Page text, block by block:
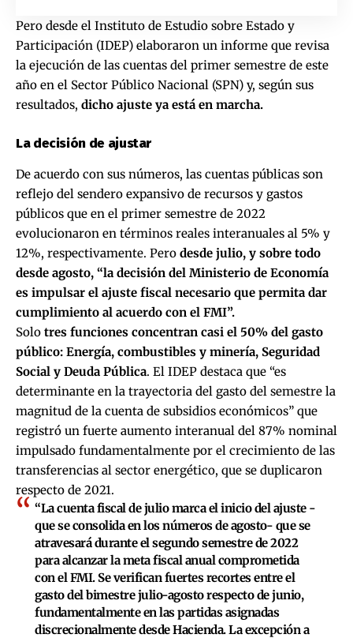
Pero desde el Instituto de Estudio sobre Estado y
Participación (IDEP) elaboraron un informe que revisa
la ejecución de las cuentas del primer semestre de este
año en el Sector Público Nacional (SPN) y, según sus
resultados, dicho ajuste ya está en marcha.
La decisión de ajustar
De acuerdo con sus números, las cuentas públicas son
reflejo del sendero expansivo de recursos y gastos
públicos que en el primer semestre de 2022
evolucionaron en términos reales interanuales al 5% y
12%, respectivamente. Pero desde julio, y sobre todo
desde agosto, “la decisión del Ministerio de Economía
es impulsar el ajuste fiscal necesario que permita dar
cumplimiento al acuerdo con el FMI”.
Solo tres funciones concentran casi el 50% del gasto
público: Energía, combustibles y minería, Seguridad
Social y Deuda Pública. El IDEP destaca que “es
determinante en la trayectoria del gasto del semestre la
magnitud de la cuenta de subsidios económicos” que
registró un fuerte aumento interanual del 87% nominal
impulsado fundamentalmente por el crecimiento de las
transferencias al sector energético, que se duplicaron
respecto de 2021.
“La cuenta fiscal de julio marca el inicio del ajuste -
que se consolida en los números de agosto- que se
atravesará durante el segundo semestre de 2022
para alcanzar la meta fiscal anual comprometida
con el FMI. Se verifican fuertes recortes entre el
gasto del bimestre julio-agosto respecto de junio,
fundamentalmente en las partidas asignadas
discrecionalmente desde Hacienda. La excepción a